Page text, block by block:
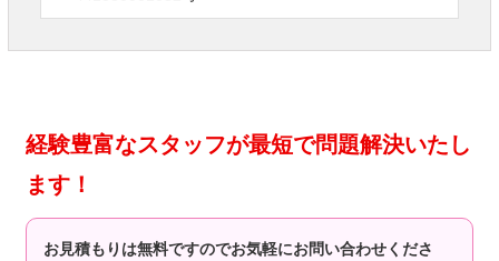
経験豊富なスタッフが最短で問題解決いたし
ます！
お見積もりは無料ですのでお気軽にお問い合わせくださ